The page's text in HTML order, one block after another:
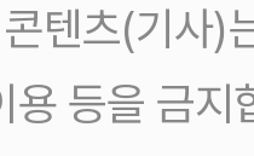
텐츠(기사)
등을 금지